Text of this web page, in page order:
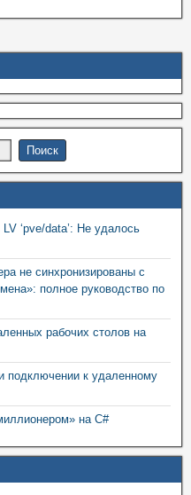
‘pve/data’: Не удалось
не синхронизированы с
полное руководство по
рабочих столов на
подключении к удаленному
на C#